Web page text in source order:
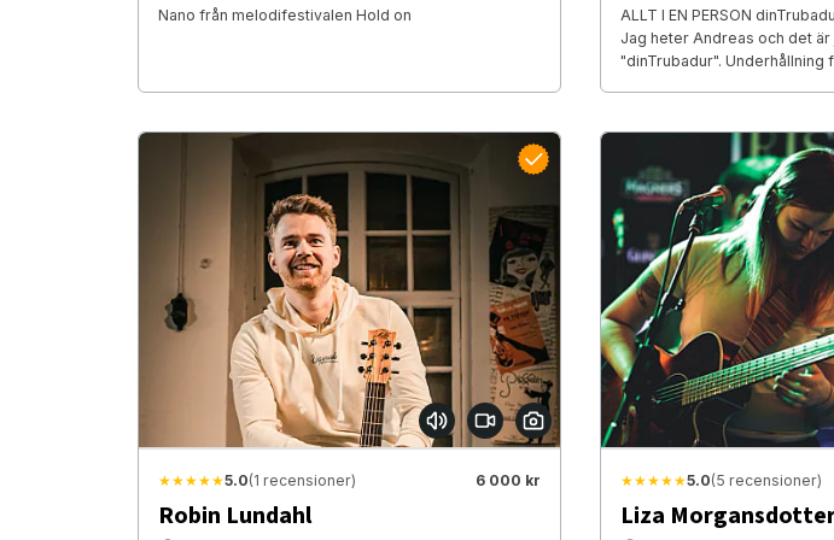
Nano från melodifestivalen Hold on
ALLT I EN PERSON
Jag heter Andreas och det är
"dinTrubadur". Underhållning
★★★★★5.0(1 recensioner) 6 000 kr
Robin Lundahl
★★★★★5.0(5 recensioner)
Liza